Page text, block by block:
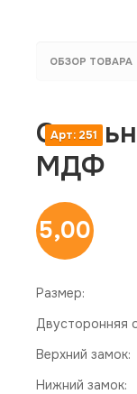
ОБЗОР ТОВАРА
Арт: 251
МДФ
5,00
Размер:
Двусторонняя
Верхний замок:
Нижний замок: